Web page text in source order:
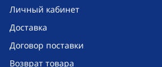
Личный кабинет
Доставка
Договор поставки
Возврат товара